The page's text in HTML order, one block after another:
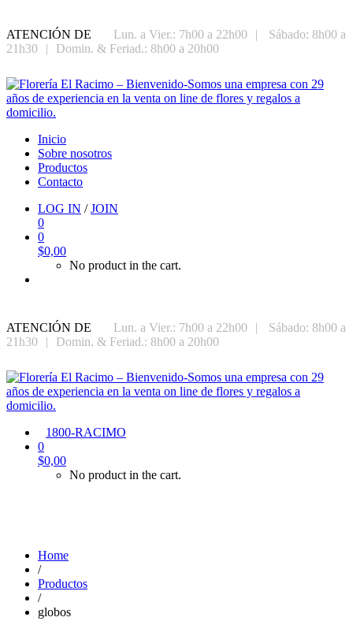
ATENCIÓN DE Lun. a Vier.: 7h00 a 22h00 |
Sábado: 8h00 a
21h30
| Domin. & Feriad.: 8h00 a 20h00
Inicio
Sobre nosotros
Productos
Contacto
LOG IN /JOIN
0
0
$0,00
No product in the cart.
ATENCIÓN DE Lun. a Vier.: 7h00 a 22h00 |
Sábado: 8h00 a
21h30
| Domin. & Feriad.: 8h00 a 20h00
1800-RACIMO
0
$0,00
No product in the cart.
Home
/
Productos
/
globos